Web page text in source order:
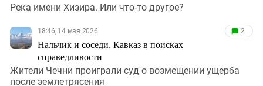
Река имени Хизира. Или что-то другое?
18:46, 14 мая 2026
Нальчик и соседи. Кавказ в поисках
справедливости
2
Жители Чечни проиграли суд о возмещении ущерба
после землетрясения